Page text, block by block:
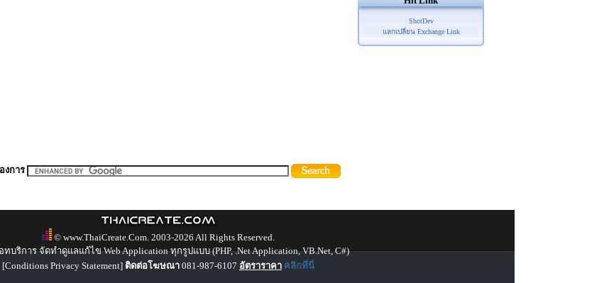
ShotDev
แลกเปลี่ยน Exchange Link
งการ
© www.ThaiCreate.Com. 2003-2026 All Rights Reserved.
ทบริการ จัดทำดูแลแก้ไข Web Application ทุกรูปแบบ (PHP, .Net Application, VB.Net, C#)
[Conditions Privacy Statement] ติดต่อโฆษณา 081-987-6107 อัตราราคา คลิกที่นี่